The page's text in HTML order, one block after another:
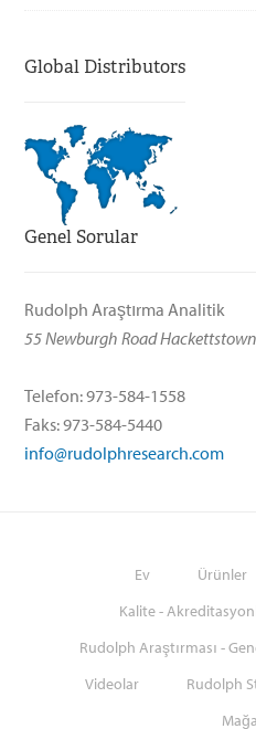
Global Distributors
Genel Sorular
Rudolph Araştırma Analitik
55 Newburgh Road
Telefon: 973-584-1558
Faks: 973-584-5440
info@rudolphresearch.com
Ev Ürünler
Kalite -
Rudolph Araştırması -
Videolar
Rudolph